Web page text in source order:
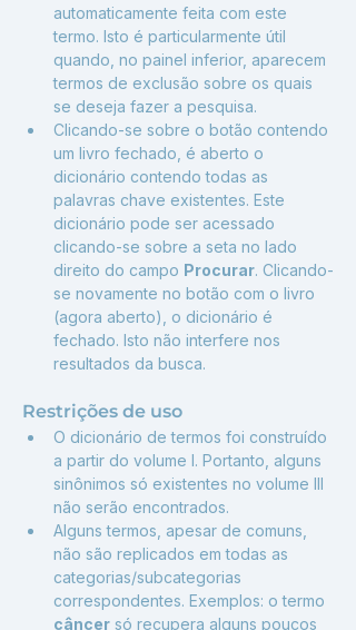
automaticamente feita com este
termo. Isto é particularmente útil
quando, no painel inferior, aparecem
termos de exclusão sobre os quais
se deseja fazer a pesquisa.
Clicando-se sobre o botão contendo
um livro fechado, é aberto o
dicionário contendo todas as
palavras chave existentes. Este
dicionário pode ser acessado
clicando-se sobre a seta no lado
direito do campo Procurar. Clicando-
se novamente no botão com o livro
(agora aberto), o dicionário é
fechado. Isto não interfere nos
resultados da busca.
Restrições de uso
O dicionário de termos foi construído
a partir do volume I. Portanto, alguns
sinônimos só existentes no volume III
não serão encontrados.
Alguns termos, apesar de comuns,
não são replicados em todas as
categorias/subcategorias
correspondentes. Exemplos: o termo
câncer só recupera alguns poucos